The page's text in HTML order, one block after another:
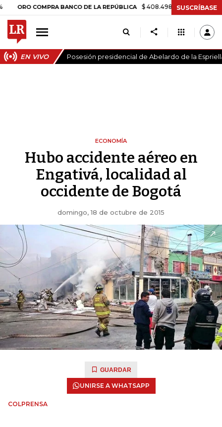
COMPRA BANCO DE LA REPÚBLICA $ 408.498,97 +$ 8.753,81 +2,19%
SUSCRÍBASE
EN VIVO Posesión presidencial de Abelardo de la
ECONOMÍA
Hubo accidente aéreo en
Engativá, localidad al
occidente de Bogotá
domingo, 18 de octubre de 2015
GUARDAR
UNIRSE A WHATSAPP
COLPRENSA